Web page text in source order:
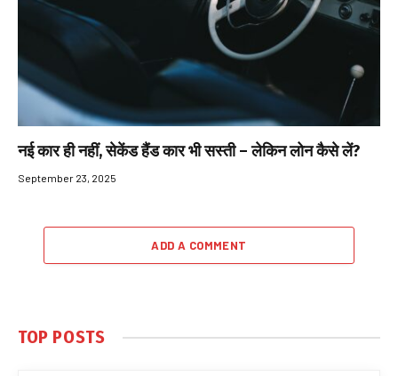
नई कार ही नहीं, सेकेंड हैंड कार भी सस्ती – लेकिन लोन कैसे लें?
September 23, 2025
ADD A COMMENT
TOP POSTS